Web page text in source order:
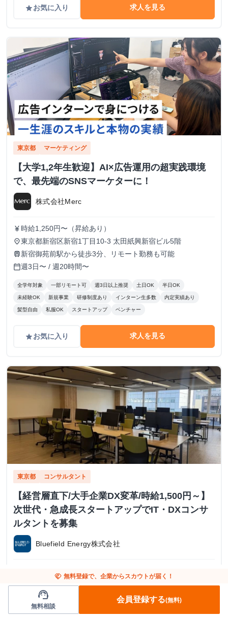
gradeお気に入り 求人を見る
東京都 マーケティング
【大学1,2年生歓迎】AI×広告運用の超実践環境
で、最先端のSNSマーケターに！
株式会社Merc
currency_yen 時給1,250円〜（昇給あり）
place東京都新宿区新宿1丁目10-3 太田紙興新宿ビル5階
train 新宿御苑前駅から徒歩3分、リモート勤務も可能
calendar_today週3日〜 / 週20時間〜
全学年対象 一部リモート可 週3日以上推奨 土日OK 半日OK
未経験OK 新規事業 研修制度あり インターン生多数 内定実績あり
髪型自由 私服OK スタートアップ ベンチャー
gradeお気に入り 求人を見る
東京都 コンサルタント
【経営層直下/大手企業DX変革/時給1,500円～】
次世代・急成長スタートアップでIT・DXコンサ
ルタントを募集
Bluefield Energy株式会社
JR新橋駅または都営地下鉄 汐留駅から徒歩5分
週3日〜 / 週20時間〜
handshake 無料登録で、企業からスカウトが届く！
support_agent
無料相談
会員登録する(無料)